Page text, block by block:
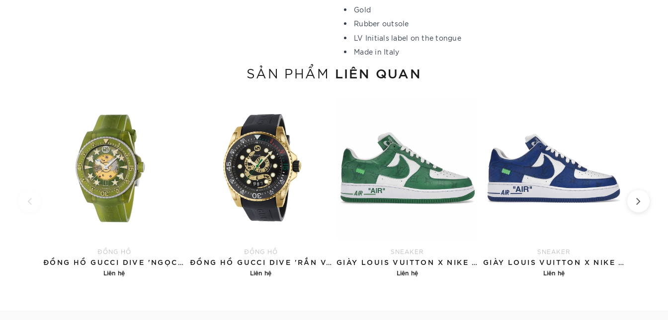
Gold
Rubber outsole
LV Initials label on the tongue
Made in Italy
SẢN PHẨM LIÊN QUAN
ĐỒNG HỒ
ĐỒNG HỒ GUCCI DIVE 'NGỌC BÍCH'
Liên hệ
ĐỒNG HỒ
ĐỒNG HỒ GUCCI DIVE 'RẮN VÀNG'
Liên hệ
SNEAKER
GIÀY LOUIS VUITTON X NIKE AIR FORCE 1 'GREEN'
Liên hệ
SNEAKER
GIÀY LOUIS VUITTON X NIKE AIR FORCE 1 'BLUE'
Liên hệ